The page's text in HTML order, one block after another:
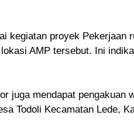
kegiatan proyek Pekerjaan
AMP tersebut. Ini
juga mendapat pengakuan
Todoli Kecamatan Lede,